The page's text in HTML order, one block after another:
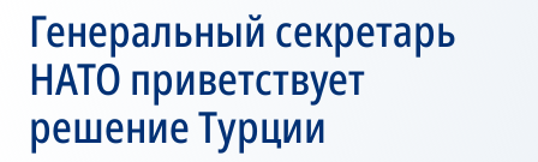
Генеральный секретарь
НАТО приветствует
решение Турции